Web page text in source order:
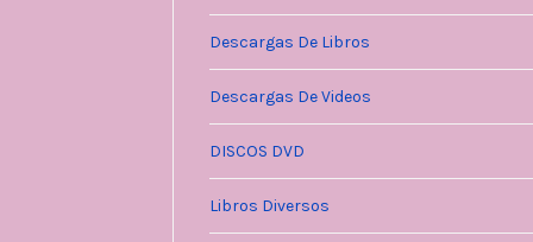
Descargas De Libros
Descargas De Videos
DISCOS DVD
Libros Diversos